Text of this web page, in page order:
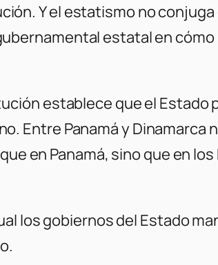
Y el estatismo no conjuga
estatal en cómo
establece que el
Entre Panamá y Dinamarca
en Panamá, sino que en
los gobiernos del Estado